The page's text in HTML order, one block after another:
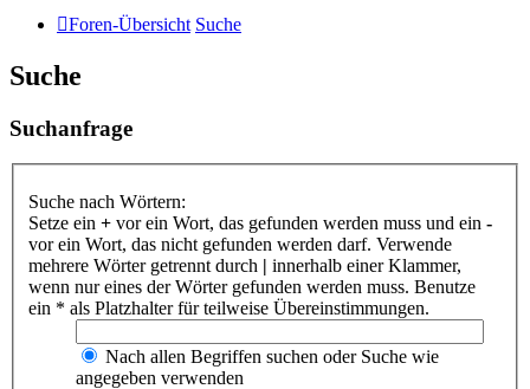
Foren-Übersicht Suche
Suche
Suchanfrage
Suche nach Wörtern:
Setze ein + vor ein Wort, das gefunden werden muss und ein -
vor ein Wort, das nicht gefunden werden darf. Verwende
mehrere Wörter getrennt durch | innerhalb einer Klammer,
wenn nur eines der Wörter gefunden werden muss. Benutze
ein * als Platzhalter für teilweise Übereinstimmungen.
Nach allen Begriffen suchen oder Suche wie
angegeben verwenden